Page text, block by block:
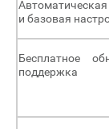
и базовая
Бесплатное
поддержка